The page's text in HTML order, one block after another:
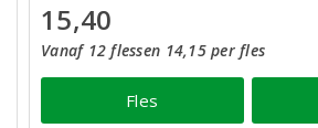
15,40
Vanaf 12 flessen 14,15 per fles
Fles